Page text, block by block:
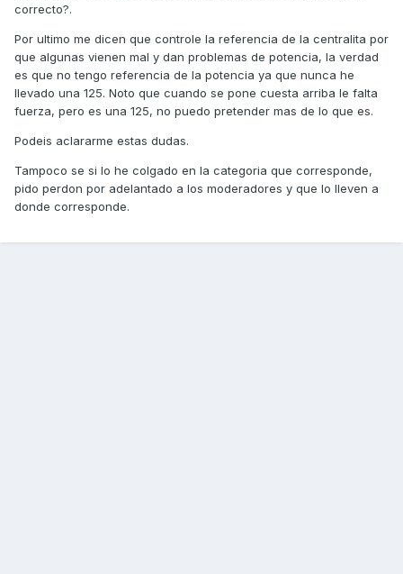
correcto?.
Por ultimo me dicen que controle la referencia de la centralita por
que algunas vienen mal y dan problemas de potencia, la verdad
es que no tengo referencia de la potencia ya que nunca he
llevado una 125. Noto que cuando se pone cuesta arriba le falta
fuerza, pero es una 125, no puedo pretender mas de lo que es.
Podeis aclararme estas dudas.
Tampoco se si lo he colgado en la categoria que corresponde,
pido perdon por adelantado a los moderadores y que lo lleven a
donde corresponde.